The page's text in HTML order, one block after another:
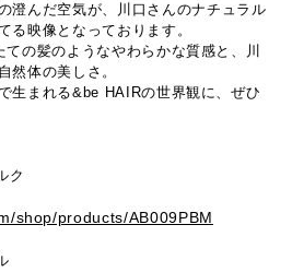
澄んだ空気が、川⼝さんのナチュラル
る映像となっております。
の髪のようなやわらかな質感と、川
然体の美しさ。
⽣まれる&be HAIRの世界観に、ぜひ
ク
shop/products/AB009PBM